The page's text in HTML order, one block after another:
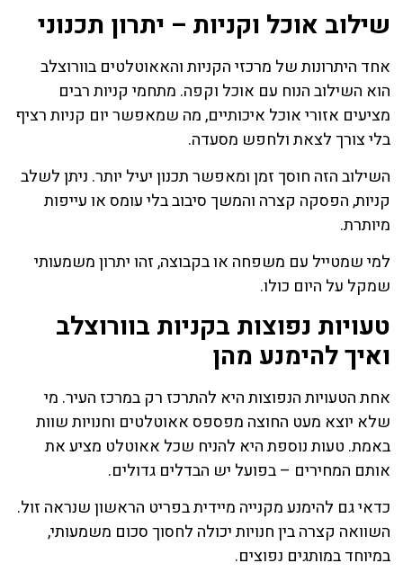
שילוב אוכל וקניות – יתרון תכנוני
אחד היתרונות של מרכזי הקניות והאאוטלטים בוורוצלב
הוא השילוב הנוח עם אוכל וקפה. מתחמי קניות רבים
מציעים אזורי אוכל איכותיים, מה שמאפשר יום קניות רציף
בלי צורך לצאת ולחפש מסעדה.
השילוב הזה חוסך זמן ומאפשר תכנון יעיל יותר. ניתן לשלב
קניות, הפסקה קצרה והמשך סיבוב בלי עומס או עייפות
מיותרת.
למי שמטייל עם משפחה או בקבוצה, זהו יתרון משמעותי
שמקל על היום כולו.
טעויות נפוצות בקניות בוורוצלב
ואיך להימנע מהן
אחת הטעויות הנפוצות היא להתרכז רק במרכז העיר. מי
שלא יוצא מעט החוצה מפספס אאוטלטים וחנויות שוות
באמת. טעות נוספת היא להניח שכל אאוטלט מציע את
אותם המחירים – בפועל יש הבדלים גדולים.
כדאי גם להימנע מקנייה מיידית בפריט הראשון שנראה זול.
השוואה קצרה בין חנויות יכולה לחסוך סכום משמעותי,
במיוחד במותגים נפוצים.